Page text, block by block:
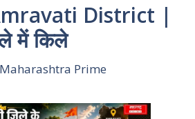
District |
में किले
Maharashtra Prime